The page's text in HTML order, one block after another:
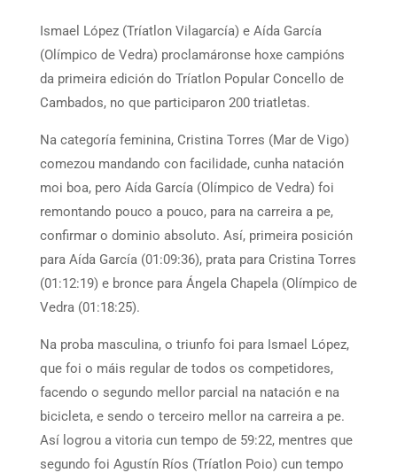
Ismael López (Tríatlon Vilagarcía) e Aída García
(Olímpico de Vedra) proclamáronse hoxe campións
da primeira edición do Tríatlon Popular Concello de
Cambados, no que participaron 200 triatletas.
Na categoría feminina, Cristina Torres (Mar de Vigo)
comezou mandando con facilidade, cunha natación
moi boa, pero Aída García (Olímpico de Vedra) foi
remontando pouco a pouco, para na carreira a pe,
confirmar o dominio absoluto. Así, primeira posición
para Aída García (01:09:36), prata para Cristina Torres
(01:12:19) e bronce para Ángela Chapela (Olímpico de
Vedra (01:18:25).
Na proba masculina, o triunfo foi para Ismael López,
que foi o máis regular de todos os competidores,
facendo o segundo mellor parcial na natación e na
bicicleta, e sendo o terceiro mellor na carreira a pe.
Así logrou a vitoria cun tempo de 59:22, mentres que
segundo foi Agustín Ríos (Tríatlon Poio) cun tempo